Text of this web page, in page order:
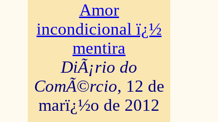
Amor
incondicional ï¿½
mentira
DiÃ¡rio do
ComÃ©rcio, 12 de
marï¿½o de 2012